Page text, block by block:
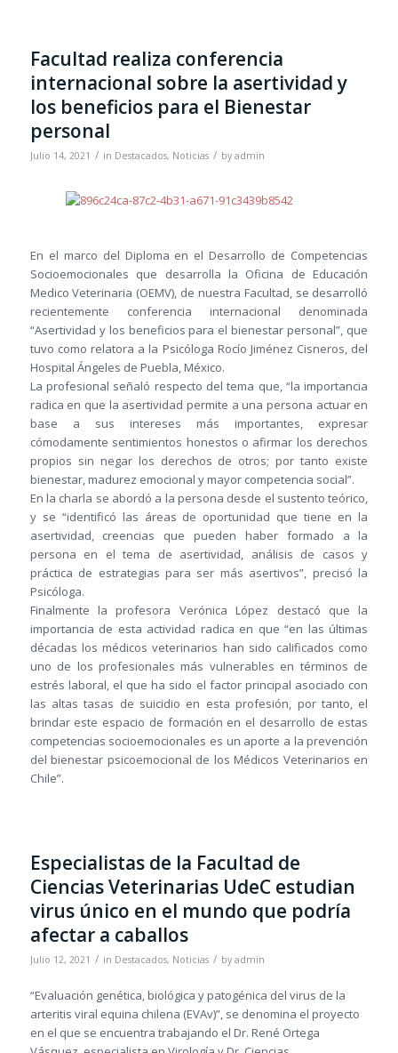
Facultad realiza conferencia
internacional sobre la asertividad y
los beneficios para el Bienestar
personal
Julio 14, 2021 / in Destacados, Noticias / by admin
En el marco del Diploma en el Desarrollo de Competencias
Socioemocionales que desarrolla la Oficina de Educación
Medico Veterinaria (OEMV), de nuestra Facultad, se desarrolló
recientemente conferencia internacional denominada
“Asertividad y los beneficios para el bienestar personal”, que
tuvo como relatora a la Psicóloga Rocío Jiménez Cisneros, del
Hospital Ángeles de Puebla, México.
La profesional señaló respecto del tema que, “la importancia
radica en que la asertividad permite a una persona actuar en
base a sus intereses más importantes, expresar
cómodamente sentimientos honestos o afirmar los derechos
propios sin negar los derechos de otros; por tanto existe
bienestar, madurez emocional y mayor competencia social”.
En la charla se abordó a la persona desde el sustento teórico,
y se “identificó las áreas de oportunidad que tiene en la
asertividad, creencias que pueden haber formado a la
persona en el tema de asertividad, análisis de casos y
práctica de estrategias para ser más asertivos”, precisó la
Psicóloga.
Finalmente la profesora Verónica López destacó que la
importancia de esta actividad radica en que “en las últimas
décadas los médicos veterinarios han sido calificados como
uno de los profesionales más vulnerables en términos de
estrés laboral, el que ha sido el factor principal asociado con
las altas tasas de suicidio en esta profesión, por tanto, el
brindar este espacio de formación en el desarrollo de estas
competencias socioemocionales es un aporte a la prevención
del bienestar psicoemocional de los Médicos Veterinarios en
Chile”.
Especialistas de la Facultad de
Ciencias Veterinarias UdeC estudian
virus único en el mundo que podría
afectar a caballos
Julio 12, 2021 / in Destacados, Noticias / by admin
“Evaluación genética, biológica y patogénica del virus de la
arteritis viral equina chilena (EVAv)”, se denomina el proyecto
en el que se encuentra trabajando el Dr. René Ortega